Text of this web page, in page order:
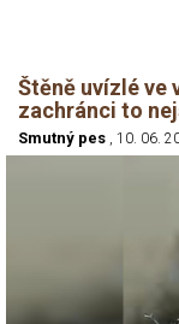
Štěně uvízlé ve
zachránci to
Smutný pes , 10. 06.